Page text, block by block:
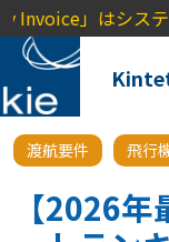
はシステム障害
渡航要件 飛行
【2026